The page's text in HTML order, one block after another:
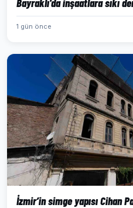
1 gün önce
İzmir’in simge yapısı Cihan